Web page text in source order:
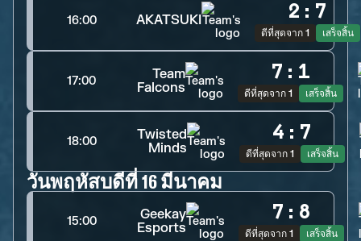
16:00 AKATSUKI 2 : 7
ดีที่สุดจาก 1 เสร็จสิ้น
17:00
Team
Falcons
7 : 1
ดีที่สุดจาก 1 เสร็จสิ้น
18:00
Twisted
Minds
4 : 7
ดีที่สุดจาก 1 เสร็จสิ้น
วันพฤหัสบดีที่ 16 มีนาคม
15:00
Geekay
Esports
7 : 8
ดีที่สุดจาก 1 เสร็จสิ้น